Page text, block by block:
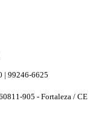
| 99246-6625
905 - Fortaleza / CE